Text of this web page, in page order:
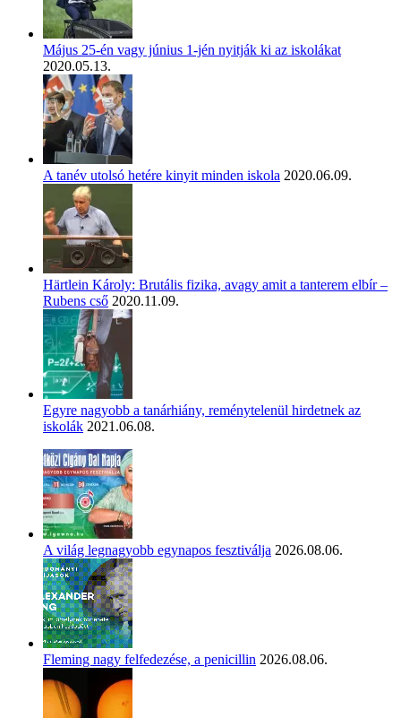
Május 25-én vagy június 1-jén nyitják ki az iskolákat
2020.05.13.
A tanév utolsó hetére kinyit minden iskola 2020.06.09.
Härtlein Károly: Brutális fizika, avagy amit a tanterem elbír –
Rubens cső 2020.11.09.
Egyre nagyobb a tanárhiány, reménytelenül hirdetnek az
iskolák 2021.06.08.
A világ legnagyobb egynapos fesztiválja 2026.08.06.
Fleming nagy felfedezése, a penicillin 2026.08.06.